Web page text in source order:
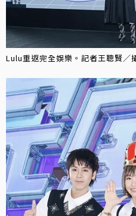
Lulu重返完全娛樂。記者王聰賢／